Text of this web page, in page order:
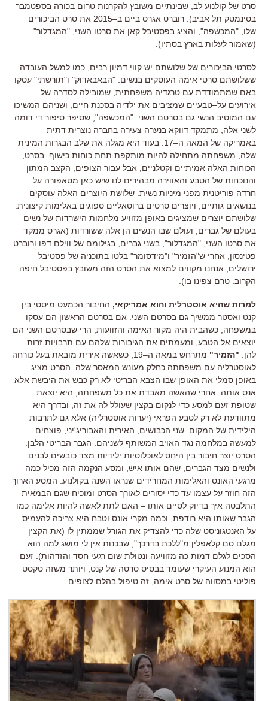
סרט של קולנוע לב, שבינתיים משובץ להקרנות טרום בכורה בספטמבר
בסינמטק תל אביב). רוברט אגרס ביים ב–
2015 את סרט הביכורים
שלו , "המכשפה", והציג בפסטיבל קאן את סרטו השני , "המגדלור"
(שאמור לעלות בארץ בסתיו).
לסרטי הביכורים של שלושתם יש קווי דמיון רבים כמו למשל העובדה
ששלושתם סרטי אימה העוסקים בנשים . "הבאבאדוק" ו"תורשתי" עסקו
באם שמתמודדת עם טרגדיה משפחתית שמובילה לסדרה של
אירועים על–טבעיים שמציבים את ילדיה בסכנת חיים; ושניהם המשיכו
עם המוטיב הנשי גם בסרטם השני . "המכשפה", שסיפר סיפור די דומה
לשני אלה
מתמקד דווקא בנערה צעירה בחברה נוצרית דתית
באמריקה של המאה ה–
17 בעוד היא מגלה את שלב הבגרות המינית
שלה
משפחתה מתחילה להיות מותקפת תחת כוחות כישוף בסרט
הכוחות האלה אמיתיים וקטלניים
אבל עבור הצופים
הקצב המתון
והנוכחות של הטבע והאווירה מבהירים לנו שיש כאן מטאפורה על
חרדה פוריטנית מפני מיניות נשית שלושת היוצרים האלה עוסקים
בנושאים גותיים
ויוצרים סרטים ברוטאליים ספוגים באלימות קיצונית
שלושתם יוצרים שמציגים באופן מזוויע מלחמות הישרדות של נשים
בעולם של גברים
ועולם שבו הנשים הן אלה ששורדות (אגרס ממקד
את סרטו השני , "המגדלור", בשני גברים בגילומם של ווילם דפו ורוברט
פטינסון; אחרי ש"הזמיר" ו"מידסומר" בלטו בתוכניה של פסטיבל
ירושלים
אנחנו מקווים למצוא את הסרט הזה משובץ בפסטיבל חיפה
הקרוב. טרם צפינו בו).
למרות שהיא אוסטרלית והוא אמריקאי, החיבור הכמעט מיסטי בין
קנט ואסטר ממשיך גם בסרטם השני
אם בסרטם הראשון הם עסקו
במשפחה כשהבית היה מקור האימה והזוועות הרי שבסרטם השני הם
יוצאים אל הטבע ומעמתים את הגיבורות שלהם עם תרבויות זרות
להן
"הזמיר" מתרחש במאה ה–
19 כשאשה אירית מובאת בעל כורחה
לאוסטרליה עם משפחתה כחלק מעונש המאסר שלה
הסרט מציג
באופן סמלי את האופן שבו הצבא הבריטי לא רק כבש את היבשת אלא
אנס אותה
אחרי שהאשה מאבדת את כל משפחתה
היא יוצאת
שטופת זעם למסע כדי לנקום בקצין שעולל לה את זה
ובדרך היא
מתוודעת לא רק לטבע הפראי (יערות אוסטרליה) אלא גם לתרבות
הילידית של המקום שני הכבושים האירית והאבוריג'יני
פוצחים
למעשה במלחמה נגד האויב המשותף לשניהם: הגבר הבריטי הלבן
הסרט יוצר חיבור בין היחס לאוכלוסיות ילידיות מצד כובשים לבנים
ולנשים מצד הגברים שהם אותו איש ומסע הנקמה הזה מכיל כמה
מרגעי האונס והאלימות המחרידים שנראו השנה בקולנוע . המסע הארוך
הזה חוזר על עצמו עד כדי יסורים לאורך הסרט ומוכיח שגם הבמאית
התלבטה איך בדיוק לסיים אותו – האם לתת לאשה להיות אלימה כמו
הגבר שאותו היא רודפת, וכמה מקרי אונס וטבח היא צריכה להעמיס
על האנטגוניסט שלה כדי להצדיק את הגורל שממתין לו (את הקצין
מגלם סם קלאפלין מ"ללכת בדרכך", שבכנות אין לי מושג למה הוא
הסכים לגלם דמות כה מזוויעה ונטולת שום רגעי חסד והזדהות). זעם
הוא המנוע העיקרי שעומד בבסיס סרטה של קנט, ויותר משזה טקסט
פוליטי במסווה של סרט אימה זה טיפול בהלם לצופים